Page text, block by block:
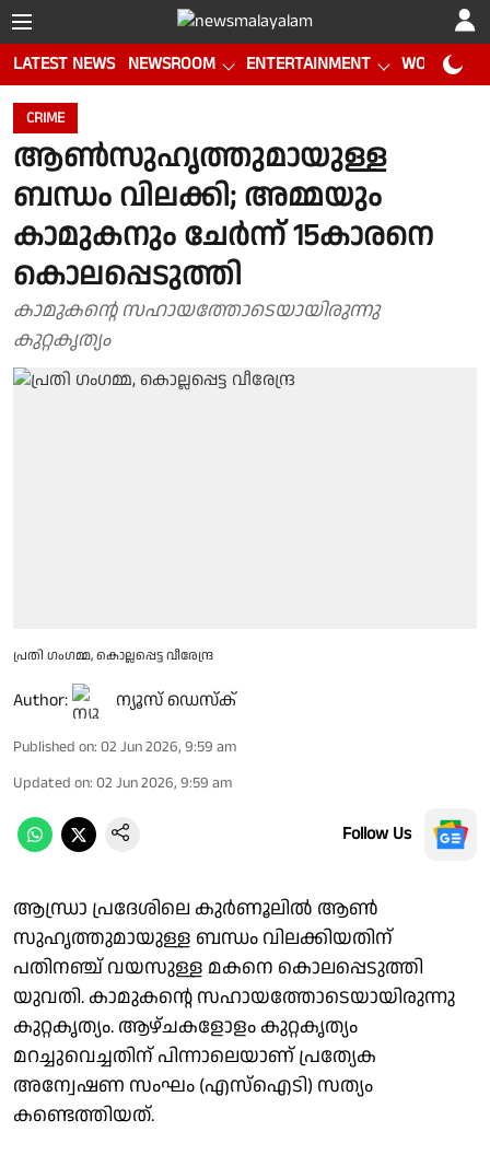
LATEST NEWS NEWSROOM ENTERTAINMENT WORLD CUP
CRIME
ആൺസുഹൃത്തുമായുള്ള
ബന്ധം വിലക്കി; അമ്മയും
കാമുകനും ചേർന്ന് 15കാരനെ
കൊലപ്പെടുത്തി
കാമുകൻ്റെ സഹായത്തോടെയായിരുന്നു
കുറ്റകൃത്യം
പ്രതി ഗംഗമ്മ, കൊല്ലപ്പെട്ട വീരേന്ദ്ര
Author: ന്യൂസ് ഡെസ്ക്
Published on: 02 Jun 2026, 9:59 am
Updated on: 02 Jun 2026, 9:59 am
Follow Us
ആന്ധ്രാ പ്രദേശിലെ കുർണൂലിൽ ആൺ
സുഹൃത്തുമായുള്ള ബന്ധം വിലക്കിയതിന്
പതിനഞ്ച് വയസുള്ള മകനെ കൊലപ്പെടുത്തി
യുവതി. കാമുകൻ്റെ സഹായത്തോടെയായിരുന്നു
കുറ്റകൃത്യം. ആഴ്ചകളോളം കുറ്റകൃത്യം
മറച്ചുവെച്ചതിന് പിന്നാലെയാണ് പ്രത്യേക
അന്വേഷണ സംഘം (എസ്‌ഐടി) സത്യം
കണ്ടെത്തിയത്.